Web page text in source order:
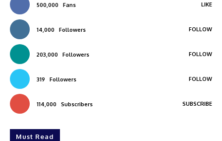
500,000 Fans LIKE
14,000 Followers FOLLOW
203,000 Followers FOLLOW
319 Followers FOLLOW
114,000 Subscribers SUBSCRIBE
Must Read